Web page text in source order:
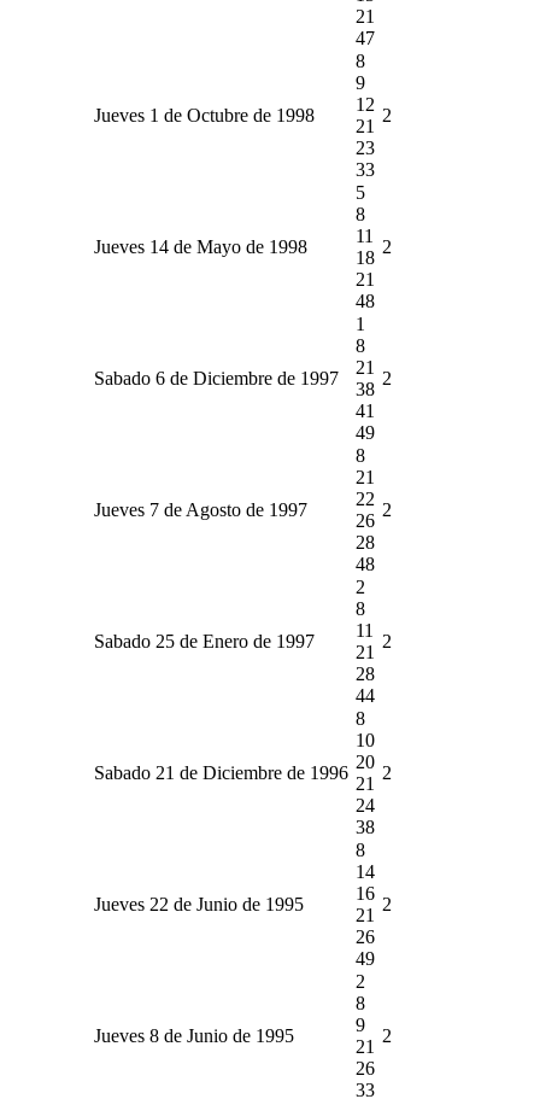
21
47
Jueves 1 de Octubre de 1998
8
9
12
21
23
33
2
Jueves 14 de Mayo de 1998
5
8
11
18
21
48
2
Sabado 6 de Diciembre de 1997
1
8
21
38
41
49
2
Jueves 7 de Agosto de 1997
8
21
22
26
28
48
2
Sabado 25 de Enero de 1997
2
8
11
21
28
44
2
Sabado 21 de Diciembre de 1996
8
10
20
21
24
38
2
Jueves 22 de Junio de 1995
8
14
16
21
26
49
2
Jueves 8 de Junio de 1995
2
8
9
21
26
33
2